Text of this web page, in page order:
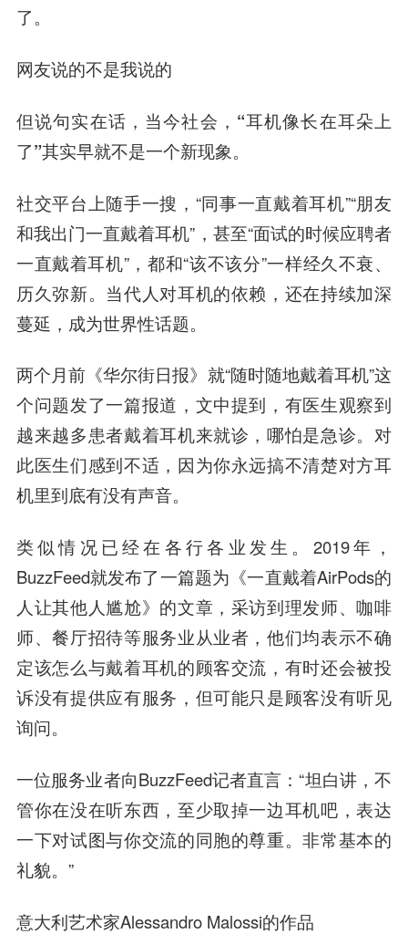
了。
网友说的不是我说的
但说句实在话， 当今社会，“耳机像长在耳朵上
了”其实早就不是一个新现象。
社交平台上随手一搜，“同事一直戴着耳机”“朋友
和我出门一直戴着耳机”，甚至“面试的时候应聘者
一直戴着耳机”，都和“该不该分”一样经久不衰、
历久弥新。 当代人对耳机的依赖，还在持续加深
蔓延，成为世界性话题。
两个月前《华尔街日报》就“随时随地戴着耳机”这
个问题发了一篇报道，文中提到，有医生观察到
越来越多患者戴着耳机来就诊，哪怕是急诊。对
此医生们感到不适，因为你永远搞不清楚对方耳
机里到底有没有声音。
类似情况已经在各行各业发生。2019年，
BuzzFeed就发布了一篇题为《一直戴着AirPods的
人让其他人尴尬》的文章，采访到理发师、咖啡
师、餐厅招待等服务业从业者，他们均表示不确
定该怎么与戴着耳机的顾客交流，有时还会被投
诉没有提供应有服务，但可能只是顾客没有听见
询问。
一位服务业者向BuzzFeed记者直言：“坦白讲，不
管你在没在听东西，至少取掉一边耳机吧，表达
一下对试图与你交流的同胞的尊重。非常基本的
礼貌。”
意大利艺术家Alessandro Malossi的作品